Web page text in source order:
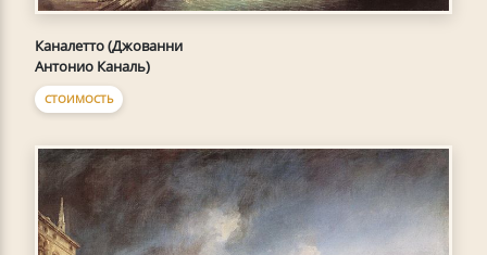
Каналетто (Джованни
Антонио Каналь)
СТОИМОСТЬ